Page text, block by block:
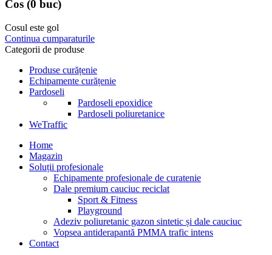
Cos (0 buc)
Cosul este gol
Continua cumparaturile
Categorii de produse
Produse curățenie
Echipamente curățenie
Pardoseli
Pardoseli epoxidice
Pardoseli poliuretanice
WeTraffic
Home
Magazin
Soluții profesionale
Echipamente profesionale de curatenie
Dale premium cauciuc reciclat
Sport & Fitness
Playground
Adeziv poliuretanic gazon sintetic și dale cauciuc
Vopsea antiderapantă PMMA trafic intens
Contact